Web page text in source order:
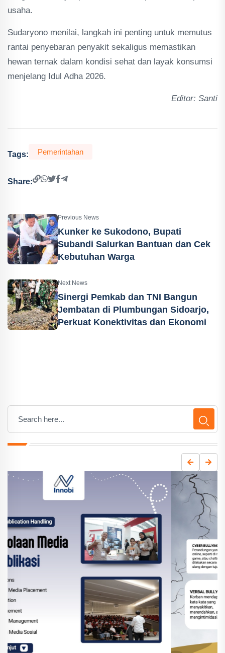
usaha.
Sudaryono menilai, langkah ini penting untuk memutus
rantai penyebaran penyakit sekaligus memastikan
hewan ternak dalam kondisi sehat dan layak konsumsi
menjelang Idul Adha 2026.
Editor: Santi
Tags: Pemerintahan
Share:
Previous News
Kunker ke Sukodono, Bupati
Subandi Salurkan Bantuan dan Cek
Kebutuhan Warga
Next News
Sinergi Pemkab dan TNI Bangun
Jembatan di Plumbungan Sidoarjo,
Perkuat Konektivitas dan Ekonomi